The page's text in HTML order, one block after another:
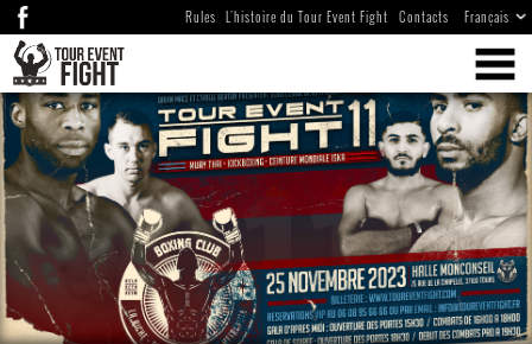
Rules L'histoire du Tour Event Fight Contacts